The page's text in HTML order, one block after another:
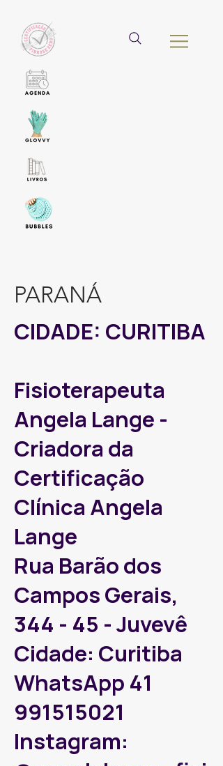
PARANÁ
CIDADE: CURITIBA
Fisioterapeuta
Angela Lange -
Criadora da
Certificação
Clínica Angela
Lange
Rua Barão dos
Campos Gerais,
344 - 45 - Juvevê
Cidade: Curitiba
WhatsApp 41
991515021
Instagram: